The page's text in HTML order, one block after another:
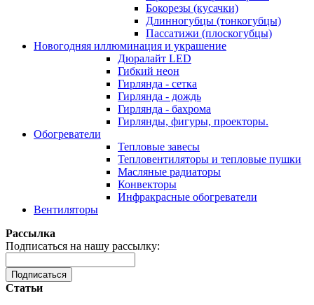
Бокорезы (кусачки)
Длинногубцы (тонкогубцы)
Пассатижи (плоскогубцы)
Новогодняя иллюминация и украшение
Дюралайт LED
Гибкий неон
Гирлянда - сетка
Гирлянда - дождь
Гирлянда - бахрома
Гирлянды, фигуры, проекторы.
Обогреватели
Тепловые завесы
Тепловентиляторы и тепловые пушки
Масляные радиаторы
Конвекторы
Инфракрасные обогреватели
Вентиляторы
Рассылка
Подписаться на нашу рассылку:
Подписаться
Статьи